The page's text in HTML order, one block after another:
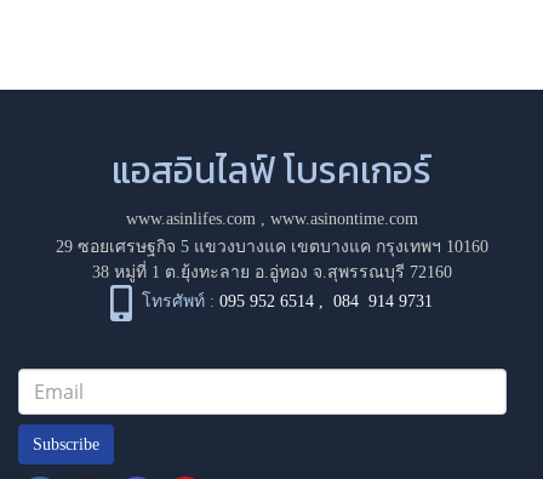
แอสอินไลฟ์ โบรคเกอร์
www.asinlifes.com, www.asinontime.com
29 ซอยเศรษฐกิจ 5 แขวงบางแค เขตบางแค กรุงเทพฯ 10160
38 หมู่ที่ 1 ต.ยุ้งทะลาย อ.อู่ทอง จ.สุพรรณบุรี 72160
โทรศัพท์ : 095 952 6514 ,084 914 9731
Subscribe